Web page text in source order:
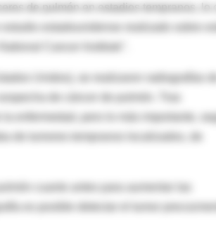
de pulmón en estadios tempranos, lo
estadounidense realizado sobre
Unidos), se realizaron radiografías de
enfermedad, pero lo más importante,
de tumores tempranos localizados, de
cuanto antes para aumentar las
es posible detectar el tumor